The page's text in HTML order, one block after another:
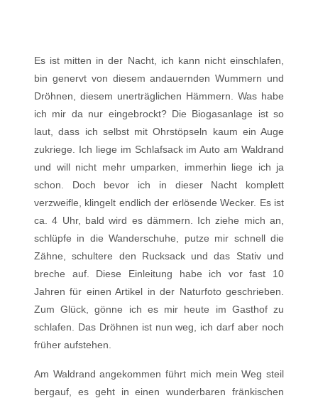
Es ist mitten in der Nacht, ich kann nicht einschlafen,
bin genervt von diesem andauernden Wummern und
Dröhnen, diesem unerträglichen Hämmern. Was habe
ich mir da nur eingebrockt? Die Biogasanlage ist so
laut, dass ich selbst mit Ohrstöpseln kaum ein Auge
zukriege. Ich liege im Schlafsack im Auto am Waldrand
und will nicht mehr umparken, immerhin liege ich ja
schon. Doch bevor ich in dieser Nacht komplett
verzweifle, klingelt endlich der erlösende Wecker. Es ist
ca. 4 Uhr, bald wird es dämmern. Ich ziehe mich an,
schlüpfe in die Wanderschuhe, putze mir schnell die
Zähne, schultere den Rucksack und das Stativ und
breche auf. Diese Einleitung habe ich vor fast 10
Jahren für einen Artikel in der Naturfoto geschrieben.
Zum Glück, gönne ich es mir heute im Gasthof zu
schlafen. Das Dröhnen ist nun weg, ich darf aber noch
früher aufstehen.
Am Waldrand angekommen führt mich mein Weg steil
bergauf, es geht in einen wunderbaren fränkischen